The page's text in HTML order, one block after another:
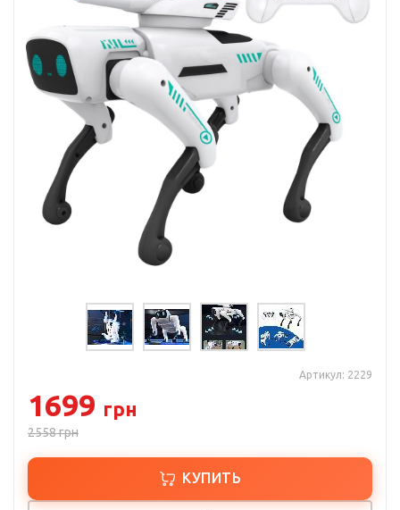
Артикул: 2229
1699 грн
2558грн
КУПИТЬ